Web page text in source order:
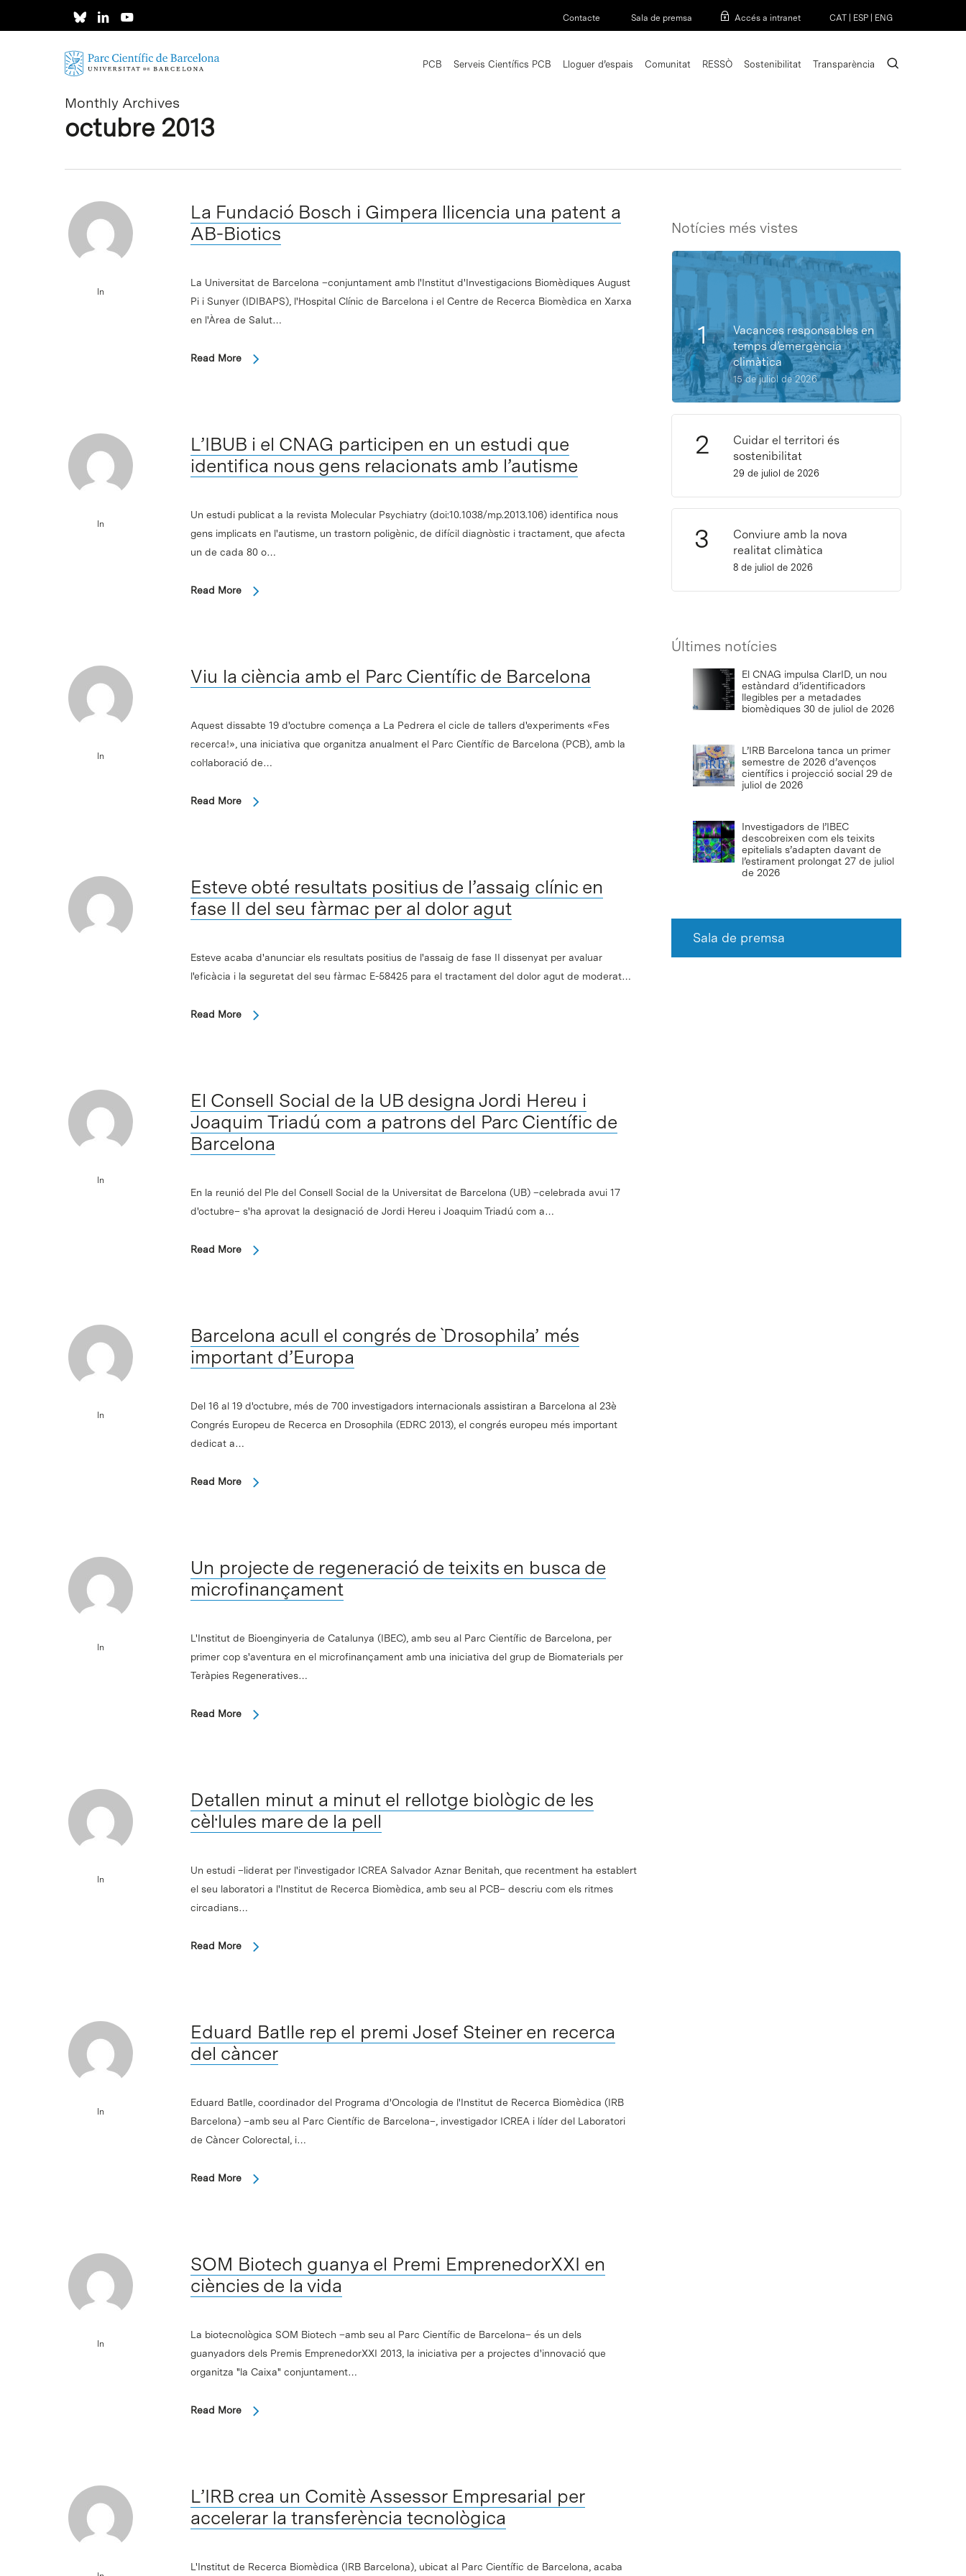
Contacte Sala de premsa Accés a intranet CAT ESP ENG
PCB Serveis Científics PCB Lloguer d’espais Comunitat RESSÒ Sostenibilitat Transparència search
Monthly Archives
octubre 2013
In
La Fundació Bosch i Gimpera llicencia una patent a
AB-Biotics
La Universitat de Barcelona –conjuntament amb l'Institut d'Investigacions Biomèdiques August
Pi i Sunyer (IDIBAPS), l'Hospital Clínic de Barcelona i el Centre de Recerca Biomèdica en Xarxa
en l'Àrea de Salut…
Read More
In
L’IBUB i el CNAG participen en un estudi que
identifica nous gens relacionats amb l’autisme
Un estudi publicat a la revista Molecular Psychiatry (doi:10.1038/mp.2013.106) identifica nous
gens implicats en l'autisme, un trastorn poligènic, de difícil diagnòstic i tractament, que afecta
un de cada 80 o…
Read More
In
Viu la ciència amb el Parc Científic de Barcelona
Aquest dissabte 19 d'octubre comença a La Pedrera el cicle de tallers d'experiments «Fes
recerca!», una iniciativa que organitza anualment el Parc Científic de Barcelona (PCB), amb la
col·laboració de…
Read More
Esteve obté resultats positius de l’assaig clínic en
fase II del seu fàrmac per al dolor agut
Esteve acaba d'anunciar els resultats positius de l'assaig de fase II dissenyat per avaluar
l'eficàcia i la seguretat del seu fàrmac E-58425 para el tractament del dolor agut de moderat…
Read More
In
El Consell Social de la UB designa Jordi Hereu i
Joaquim Triadú com a patrons del Parc Científic de
Barcelona
En la reunió del Ple del Consell Social de la Universitat de Barcelona (UB) –celebrada avui 17
d'octubre– s'ha aprovat la designació de Jordi Hereu i Joaquim Triadú com a…
Read More
In
Barcelona acull el congrés de `Drosophila’ més
important d’Europa
Del 16 al 19 d'octubre, més de 700 investigadors internacionals assistiran a Barcelona al 23è
Congrés Europeu de Recerca en Drosophila (EDRC 2013), el congrés europeu més important
dedicat a…
Read More
In
Un projecte de regeneració de teixits en busca de
microfinançament
L'Institut de Bioenginyeria de Catalunya (IBEC), amb seu al Parc Científic de Barcelona, per
primer cop s'aventura en el microfinançament amb una iniciativa del grup de Biomaterials per
Teràpies Regeneratives…
Read More
In
Detallen minut a minut el rellotge biològic de les
cèl·lules mare de la pell
Un estudi –liderat per l'investigador ICREA Salvador Aznar Benitah, que recentment ha establert
el seu laboratori a l'Institut de Recerca Biomèdica, amb seu al PCB– descriu com els ritmes
circadians…
Read More
In
Eduard Batlle rep el premi Josef Steiner en recerca
del càncer
Eduard Batlle, coordinador del Programa d'Oncologia de l'Institut de Recerca Biomèdica (IRB
Barcelona) –amb seu al Parc Científic de Barcelona–, investigador ICREA i líder del Laboratori
de Càncer Colorectal, i…
Read More
In
SOM Biotech guanya el Premi EmprenedorXXI en
ciències de la vida
La biotecnològica SOM Biotech –amb seu al Parc Científic de Barcelona– és un dels
guanyadors dels Premis EmprenedorXXI 2013, la iniciativa per a projectes d'innovació que
organitza "la Caixa" conjuntament…
Read More
L’IRB crea un Comitè Assessor Empresarial per
accelerar la transferència tecnològica
L'Institut de Recerca Biomèdica (IRB Barcelona), ubicat al Parc Científic de Barcelona, acaba
Notícies més vistes
Vacances responsables en
temps d’emergència
climàtica
15 de juliol de 2026
Cuidar el territori és
sostenibilitat
29 de juliol de 2026
Conviure amb la nova
realitat climàtica
8 de juliol de 2026
Últimes notícies
El CNAG impulsa ClarID, un nou
estàndard d’identificadors
llegibles per a metadades
biomèdiques 30 de juliol de 2026
L’IRB Barcelona tanca un primer
semestre de 2026 d’avenços
científics i projecció social 29 de
juliol de 2026
Investigadors de l’IBEC
descobreixen com els teixits
epitelials s’adapten davant de
l’estirament prolongat 27 de juliol
de 2026
Sala de premsa